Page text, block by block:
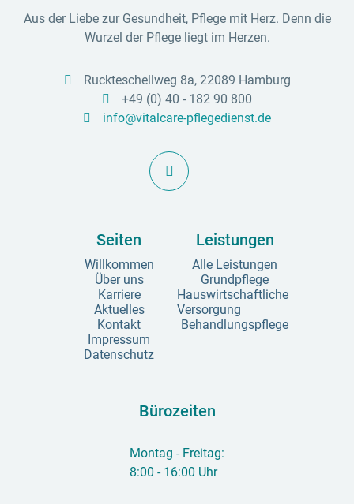
Aus der Liebe zur Gesundheit, Pflege mit Herz. Denn die
Wurzel der Pflege liegt im Herzen.
 Ruckteschellweg 8a, 22089 Hamburg
 +49 (0) 40 - 182 90 800
 info@vitalcare-pflegedienst.de

Seiten
Willkommen
Über uns
Karriere
Aktuelles
Kontakt
Impressum
Datenschutz
Leistungen
Alle Leistungen
Grundpflege
Hauswirtschaftliche
Versorgung
Behandlungspflege
Bürozeiten
Montag - Freitag:
8:00 - 16:00 Uhr